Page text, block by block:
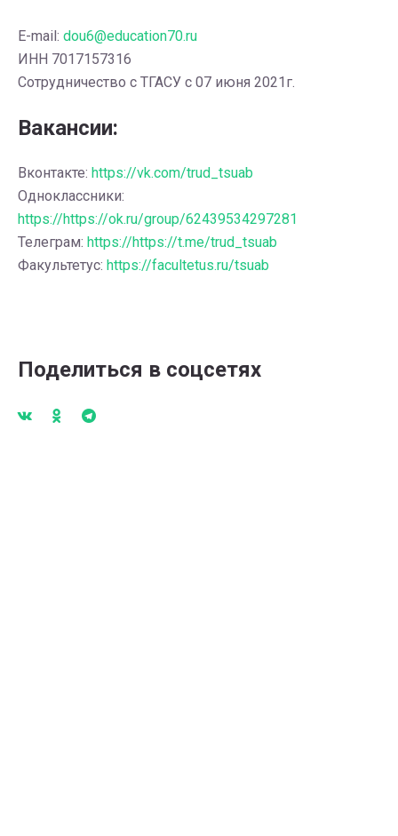
E-mail: dou6@education70.ru
ИНН 7017157316
Сотрудничество с ТГАСУ с 07 июня 2021г.
Вакансии:
Вконтакте: https://vk.com/trud_tsuab
Одноклассники:
https://https://ok.ru/group/62439534297281
Телеграм: https://https://t.me/trud_tsuab
Факультетус: https://facultetus.ru/tsuab
Поделиться в соцсетях